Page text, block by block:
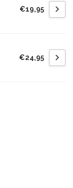
€19,95
€24,95